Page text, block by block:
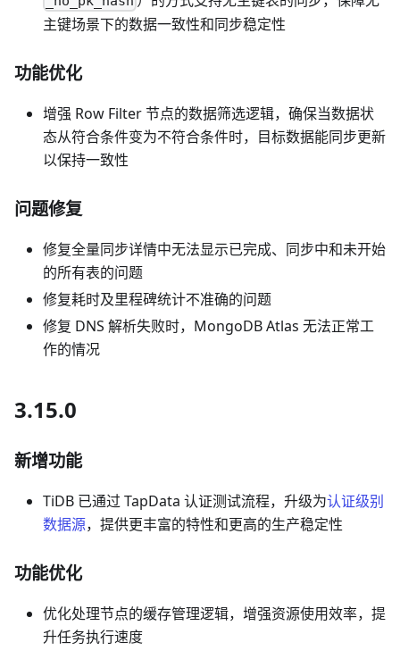
主键场景下的数据一致性和同步稳定性
功能优化
增强 Row Filter 节点的数据筛选逻辑，确保当数据状
态从符合条件变为不符合条件时，目标数据能同步更新
以保持一致性
问题修复
修复全量同步详情中无法显示已完成、同步中和未开始
的所有表的问题
修复耗时及里程碑统计不准确的问题
修复 DNS 解析失败时，MongoDB Atlas 无法正常工
作的情况
3.15.0
新增功能
TiDB 已通过 TapData 认证测试流程，升级为认证级别
数据源，提供更丰富的特性和更高的生产稳定性
功能优化
优化处理节点的缓存管理逻辑，增强资源使用效率，提
升任务执行速度